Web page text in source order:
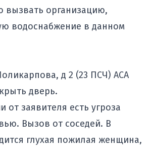
вызвать организацию,
водоснабжение в данном
д 2 (23 ПСЧ) АСА
дверь.
заявителя есть угроза
Вызов от соседей. В
глухая пожилая женщина,